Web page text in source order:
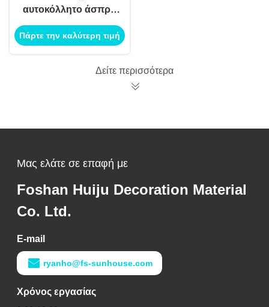
αυτοκόλλητο άσπρο
χρώμα ταινιών
πλέγματος ίνας υάλου
Πάρτε την καλύτερη τιμή
Δείτε περισσότερα
Μας ελάτε σε επαφή με
Foshan Huiju Decoration Material
Co. Ltd.
E-mail
ryanho@fs-sunhouse.com
Χρόνος εργασίας